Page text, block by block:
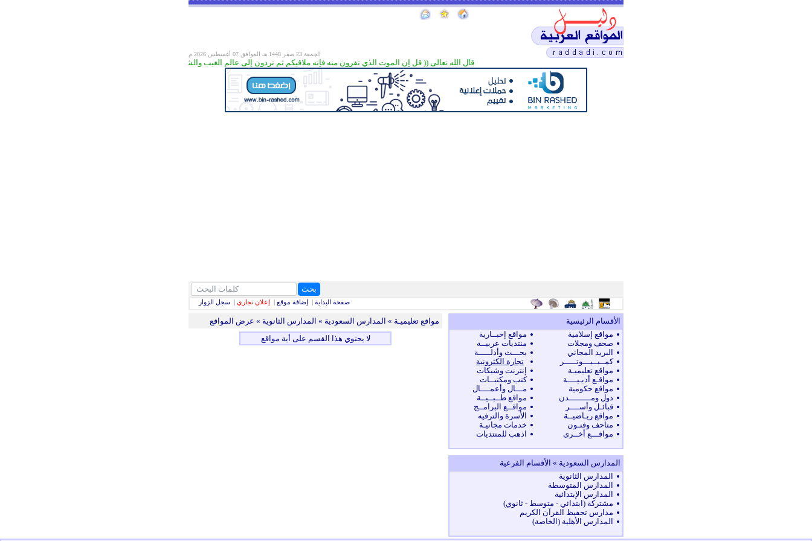
الجمعة 23 صفر 1448 هـ الموافق
قال الله تعالى (( قل إن الموت الذي تفرون منه فإنه ملاقيكم ثم تردون إلى عالم الغيب والشهادة فينبئكم بما كنتم تعملون ( 8 ) )) سورة الجمعة
بحث
صفحة البداية| إضافة موقع | إعلان تجاري| سجل الزوار
الأقسام الرئيسية
مواقع إسلامية
صحف ومجلات
البريد المجاني
كمــبــيـــوتـــــر
مواقع تعليميـة
مواقـع أدبـيــــة
مواقع حكومية
دول ومـــــــــدن
قبائـل وأســــر
مواقع ريـاضيــة
متاحف وفنـون
مواقـــع أخــرى
مواقع إخبــارية
منتديات عربيــة
بحـــث وأدلـــــة
تجارة الكترونية
إنترنت وشبكات
كتب ومكتبــات
مـــال وأعمــــال
مواقع طــبــيــة
مواقــع البرامــج
الأسرة والترفيه
خدمات مجانيـة
اذهب للمنتديات
المدارس السعودية » الأقسام الفرعية
المدارس الثانوية
المدارس المتوسطة
المدارس الإبتدائية
مشتركة (ابتدائي - متوسط - ثانوي)
مدارس تحفيظ القرآن الكريم
المدارس الأهلية (الخاصة)
مواقع تعليميـة » المدارس السعودية » المدارس الثانوية » عرض المواقع
لا يحتوي هذا القسم على أية مواقع